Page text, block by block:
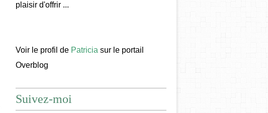
plaisir d'offrir ...
Voir le profil de Patricia sur le portail
Overblog
Suivez-moi